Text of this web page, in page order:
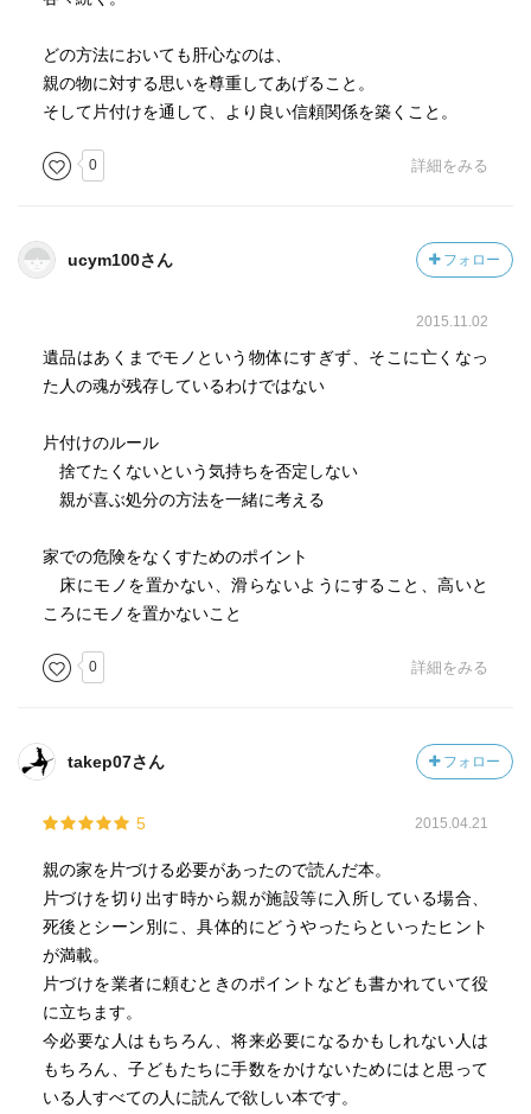
どの方法においても肝心なのは、
親の物に対する思いを尊重してあげること。
そして片付けを通して、より良い信頼関係を築くこと。
0 詳細をみる
ucym100さん フォロー
2015.11.02
遺品はあくまでモノという物体にすぎず、そこに亡くなっ
た人の魂が残存しているわけではない
片付けのルール
捨てたくないという気持ちを否定しない
親が喜ぶ処分の方法を一緒に考える
家での危険をなくすためのポイント
床にモノを置かない、滑らないようにすること、高いと
ころにモノを置かないこと
0 詳細をみる
takep07さん フォロー
5 2015.04.21
親の家を片づける必要があったので読んだ本。
片づけを切り出す時から親が施設等に入所している場合、
死後とシーン別に、具体的にどうやったらといったヒント
が満載。
片づけを業者に頼むときのポイントなども書かれていて役
に立ちます。
今必要な人はもちろん、将来必要になるかもしれない人は
もちろん、子どもたちに手数をかけないためにはと思って
いる人すべての人に読んで欲しい本です。